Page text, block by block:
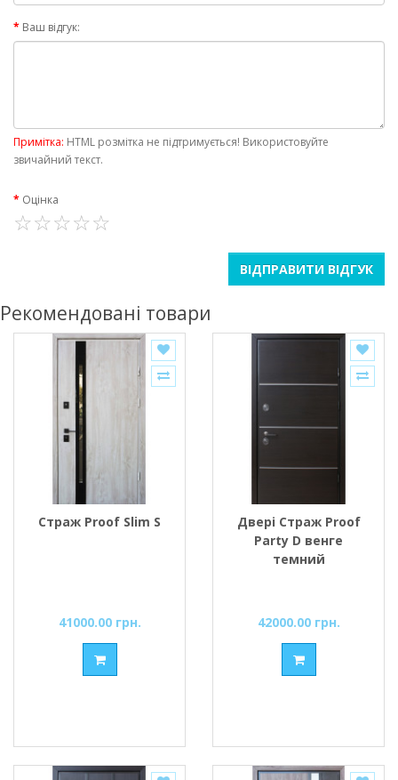
Ваш відгук:
Примітка: HTML розмітка не підтримується! Використовуйте
звичайний текст.
Оцінка
ВІДПРАВИТИ ВІДГУК
Рекомендовані товари
Страж Proof Slim S
41000.00 грн.
Двері Страж Proof
Party D венге
темний
42000.00 грн.